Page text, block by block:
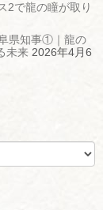
2で龍の瞳が取り
県知事①｜龍の
未来 2026年4月6